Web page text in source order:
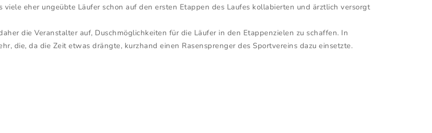
viele eher ungeübte Läufer schon auf den ersten Etappen des Laufes kollabierten und ärztlich versorgt
die Veranstalter auf, Duschmöglichkeiten für die Läufer in den Etappenzielen zu schaffen. In
die, da die Zeit etwas drängte, kurzhand einen Rasensprenger des Sportvereins dazu einsetzte.